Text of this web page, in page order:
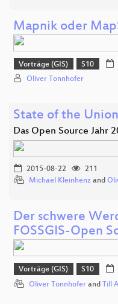
Mapnik oder
Vorträge (GIS) S10
Oliver Tonnhofer
State of the Union
Das Open Source Jahr
2015-08-22
211
Michael Kleinhenz and
Der schwere
FOSSGIS-Open
Vorträge (GIS) S10
Oliver Tonnhofer and Till